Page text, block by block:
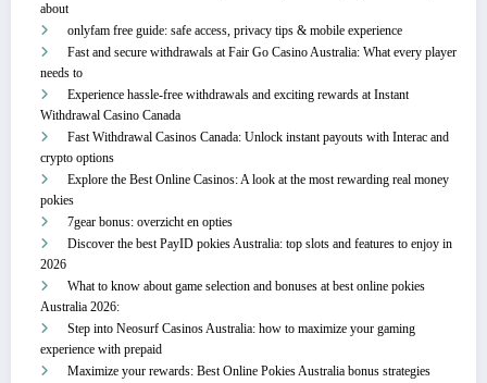
about
onlyfam free guide: safe access, privacy tips & mobile experience
Fast and secure withdrawals at Fair Go Casino Australia: What every player
needs to
Experience hassle-free withdrawals and exciting rewards at Instant
Withdrawal Casino Canada
Fast Withdrawal Casinos Canada: Unlock instant payouts with Interac and
crypto options
Explore the Best Online Casinos: A look at the most rewarding real money
pokies
7gear bonus: overzicht en opties
Discover the best PayID pokies Australia: top slots and features to enjoy in
2026
What to know about game selection and bonuses at best online pokies
Australia 2026:
Step into Neosurf Casinos Australia: how to maximize your gaming
experience with prepaid
Maximize your rewards: Best Online Pokies Australia bonus strategies